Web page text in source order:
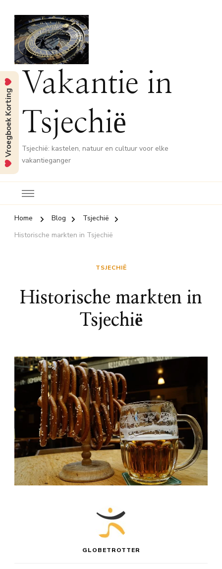
Vakantie in
Tsjechië
Tsjechië: kastelen, natuur en cultuur voor elke
vakantieganger
Home Blog
Tsjechië
Historische markten in Tsjechië
TSJECHIË
Historische markten in
Tsjechië
GLOBETROTTER
Vroegboek Korting